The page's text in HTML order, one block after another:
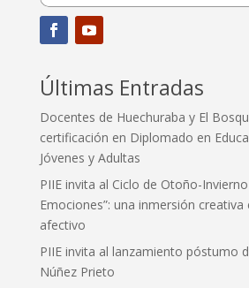
Últimas Entradas
Docentes de Huechuraba y El
certificación en Diplomado en
Jóvenes y Adultas
PIIE invita al Ciclo de Otoño-
Emociones”: una inmersión creativa
afectivo
PIIE invita al lanzamiento póstumo
Núñez Prieto